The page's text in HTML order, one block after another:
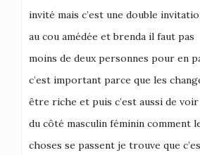
invité mais c’est une double
au cou amédée et brenda il faut pas
moins de deux personnes pour en
c’est important parce que les
être riche et puis c’est aussi de voir
du côté masculin féminin comment
choses se passent je trouve que